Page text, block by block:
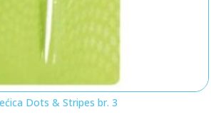
Dots & Stripes br. 3